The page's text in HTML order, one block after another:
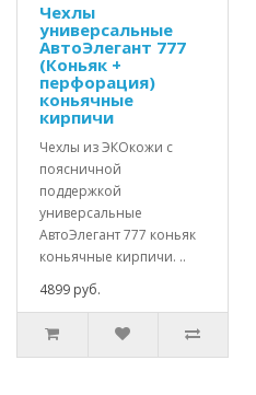
Чехлы
универсальные
АвтоЭлегант 777
(Коньяк +
перфорация)
коньячные
кирпичи
Чехлы из ЭКОкожи с
поясничной
поддержкой
универсальные
АвтоЭлегант 777 коньяк
коньячные кирпичи. ..
4899 руб.